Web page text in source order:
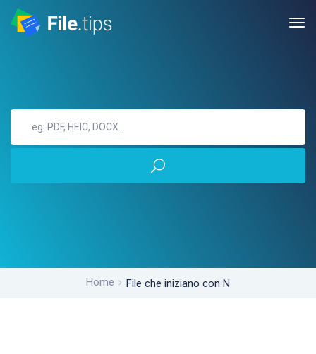
Home File che iniziano con N